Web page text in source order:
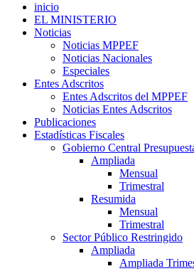
inicio
EL MINISTERIO
Noticias
Noticias MPPEF
Noticias Nacionales
Especiales
Entes Adscritos
Entes Adscritos del MPPEF
Noticias Entes Adscritos
Publicaciones
Estadísticas Fiscales
Gobierno Central
Ampliada
Mensual
Trimestral
Resumida
Mensual
Trimestral
Sector Público Restringido
Ampliada
Ampliada